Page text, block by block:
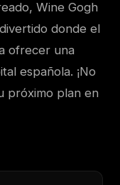
Wine Gogh
donde el
ofrecer una
española. ¡No
próximo plan en